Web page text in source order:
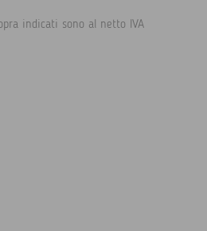
indicati sono al netto IVA